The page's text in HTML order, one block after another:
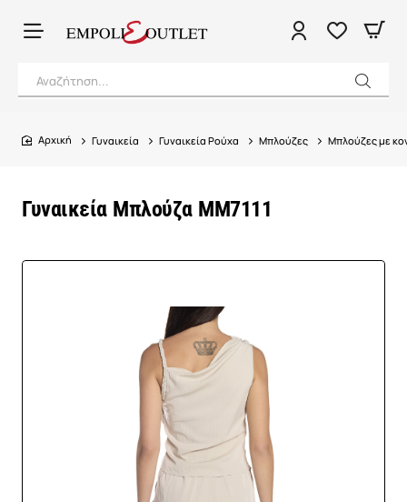
Αναζήτηση...
Γυναικεία Μπλούζα MM7111
home
Γυναικεία Γυναικεία Ρούχα Μπλούζες Μπλούζες με